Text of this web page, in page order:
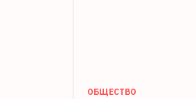
ОБЩЕСТВО